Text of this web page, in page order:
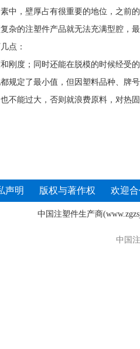
，壁厚占有很重要的地位，之前
杂的注塑件产品就无法充满型腔，
点：
度；同时还能在脱模的时候经受
规定了最小值，但因塑料品种、牌
能过大，否则就浪费原料，对热
声明 版权与著作权 欢迎
中国注塑件生产商
中国